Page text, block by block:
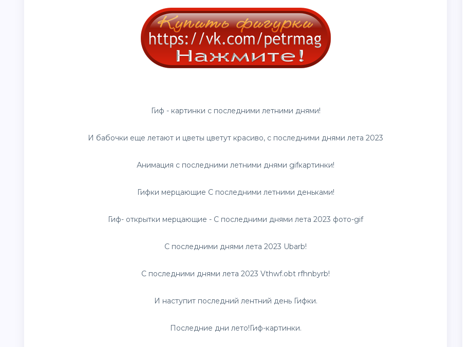
Гиф - картинки с последними летними днями!
И бабочки еще летают и цветы цветут красиво, с последними днями лета 2023
Анимация с последними летними днями gifкартинки!
Гифки мерцающие С последними летними деньками!
Гиф- открытки мерцающие - С последними днями лета 2023 фото-gif
С последними днями лета 2023 Ubarb!
С последними днями лета 2023 Vthwf.obt rfhnbyrb!
И наступит последний лентний день Гифки.
Последние дни лето!Гиф-картинки.